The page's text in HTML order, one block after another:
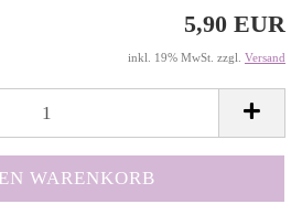
5,90 EUR
inkl. 19% MwSt. zzgl. Versand